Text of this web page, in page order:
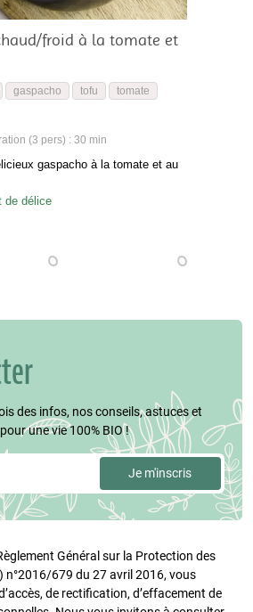
froid à la tomate et
gaspacho tofu tomate
(3 pers) : 30 min
gaspacho à la tomate et au
de délice
des infos, nos conseils, astuces et
une vie 100% BIO !
Général sur la Protection des
n°2016/679 du 27 avril 2016, vous
de rectification, d’effacement de